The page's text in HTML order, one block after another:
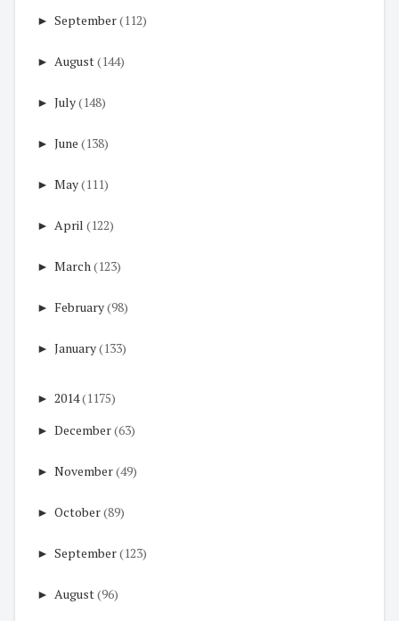
► September(112)
► August(144)
► July(148)
► June (138)
► May(111)
► April (122)
► March (123)
► February(98)
► January(133)
► 2014(1175)
► December(63)
► November(49)
► October(89)
► September(123)
► August(96)